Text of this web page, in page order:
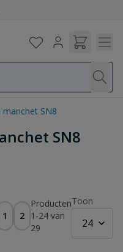
vandaag verzonden
manchet SN8
SN8
Producten
1 -24 van
29
1 2
Toon